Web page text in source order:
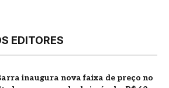
EDITORES
inaugura nova faixa de preço no